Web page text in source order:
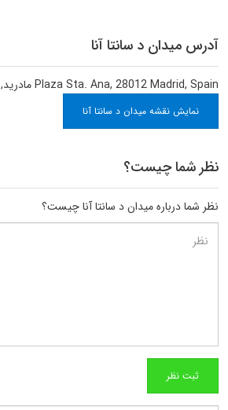
آدرس میدان د سانتا آنا
Plaza Sta. Ana, 28012 Madrid, Spainمادرید,
نمایش نقشه میدان د سانتا آنا
نظر شما چیست؟
نظر شما درباره میدان د سانتا آنا چیست؟